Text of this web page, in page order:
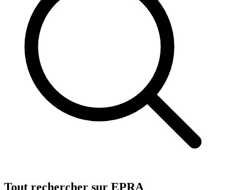
Tout rechercher sur EPRA